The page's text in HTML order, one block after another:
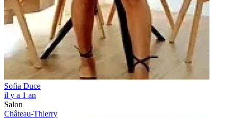
Sofia Duce
il y a 1 an
Salon
Château-Thierry